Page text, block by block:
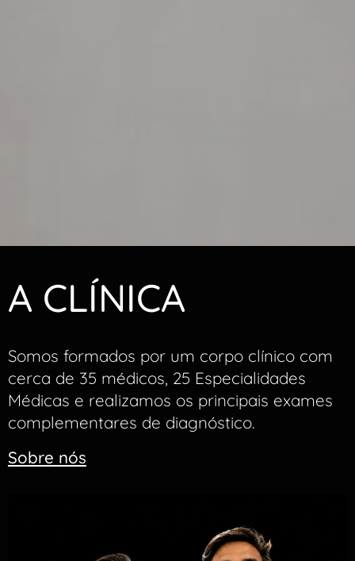
A CLÍNICA
Somos formados por um corpo clínico com
cerca de 35 médicos, 25 Especialidades
Médicas e realizamos os principais exames
complementares de diagnóstico.
Sobre nós